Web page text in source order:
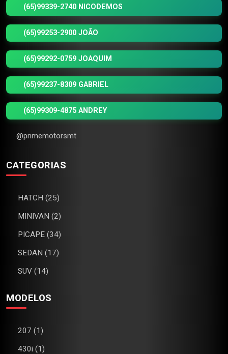
(65)99339-2740 NICODEMOS
(65)99253-2900 JOÃO
(65)99292-0759 JOAQUIM
(65)99237-8309 GABRIEL
(65)99309-4875 ANDREY
@primemotorsmt
CATEGORIAS
HATCH (25)
MINIVAN (2)
PICAPE (34)
SEDAN (17)
SUV (14)
MODELOS
207 (1)
430i (1)